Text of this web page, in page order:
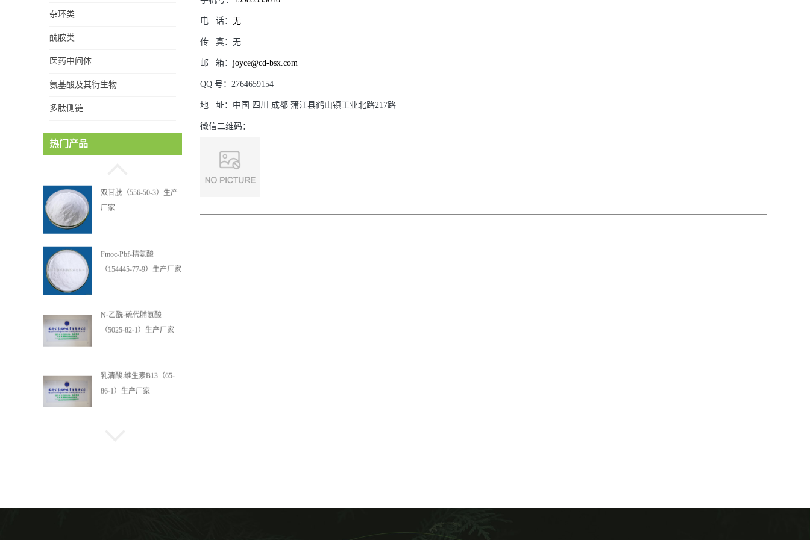
杂环类
酰胺类
医药中间体
氨基酸及其衍生物
多肽侧链
热门产品
海因（461-72-3）生产厂
双甘肽（556-50-3）生产
厂家
Fmoc-Pbf-精氨酸
（154445-77-9）生产厂家
N-乙酰-硫代脯氨酸
（5025-82-1）生产厂家
乳清酸.维生素B13（65-
86-1）生产厂家
电 话： 无
传 真： 无
邮 箱： joyce@cd-bsx.com
QQ 号： 2764659154
地 址： 中国 四川 成都 蒲江县鹤山镇工业北路217路
微信二维码：